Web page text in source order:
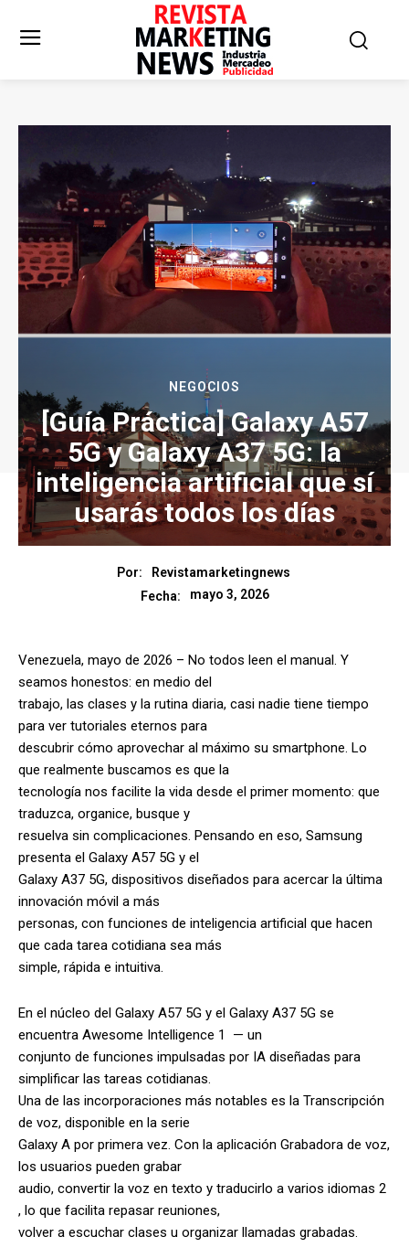
NEGOCIOS
[Guía Práctica] Galaxy A57
5G y Galaxy A37 5G: la
inteligencia artificial que sí
usarás todos los días
Por:
Revistamarketingnews
Fecha:
mayo 3, 2026
Venezuela, mayo de 2026 – No todos leen el manual. Y
seamos honestos: en medio del
trabajo, las clases y la rutina diaria, casi nadie tiene tiempo
para ver tutoriales eternos para
descubrir cómo aprovechar al máximo su smartphone. Lo
que realmente buscamos es que la
tecnología nos facilite la vida desde el primer momento: que
traduzca, organice, busque y
resuelva sin complicaciones. Pensando en eso, Samsung
presenta el Galaxy A57 5G y el
Galaxy A37 5G, dispositivos diseñados para acercar la última
innovación móvil a más
personas, con funciones de inteligencia artificial que hacen
que cada tarea cotidiana sea más
simple, rápida e intuitiva.
En el núcleo del Galaxy A57 5G y el Galaxy A37 5G se
encuentra Awesome Intelligence 1 — un
conjunto de funciones impulsadas por IA diseñadas para
simplificar las tareas cotidianas.
Una de las incorporaciones más notables es la Transcripción
de voz, disponible en la serie
Galaxy A por primera vez. Con la aplicación Grabadora de voz,
los usuarios pueden grabar
audio, convertir la voz en texto y traducirlo a varios idiomas 2
, lo que facilita repasar reuniones,
volver a escuchar clases u organizar llamadas grabadas.